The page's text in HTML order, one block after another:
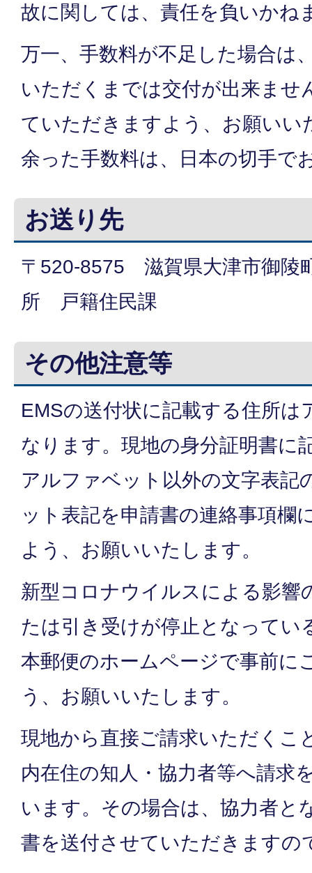
故に関しては、責任を負いかね
万一、手数料が不足した場合は
いただくまでは交付が出来ませ
ていただきますよう、お願いい
余った手数料は、日本の切手で
お送り先
〒520-8575 滋賀県大津市御陵
所 戸籍住民課
その他注意等
EMSの送付状に記載する住所は
なります。現地の身分証明書に
アルファベット以外の文字表記
ット表記を申請書の連絡事項欄
よう、お願いいたします。
新型コロナウイルスによる影響
たは引き受けが停止となってい
本郵便のホームページで事前に
う、お願いいたします。
現地から直接ご請求いただくこ
内在住の知人・協力者等へ請求
います。その場合は、協力者と
書を送付させていただきますの